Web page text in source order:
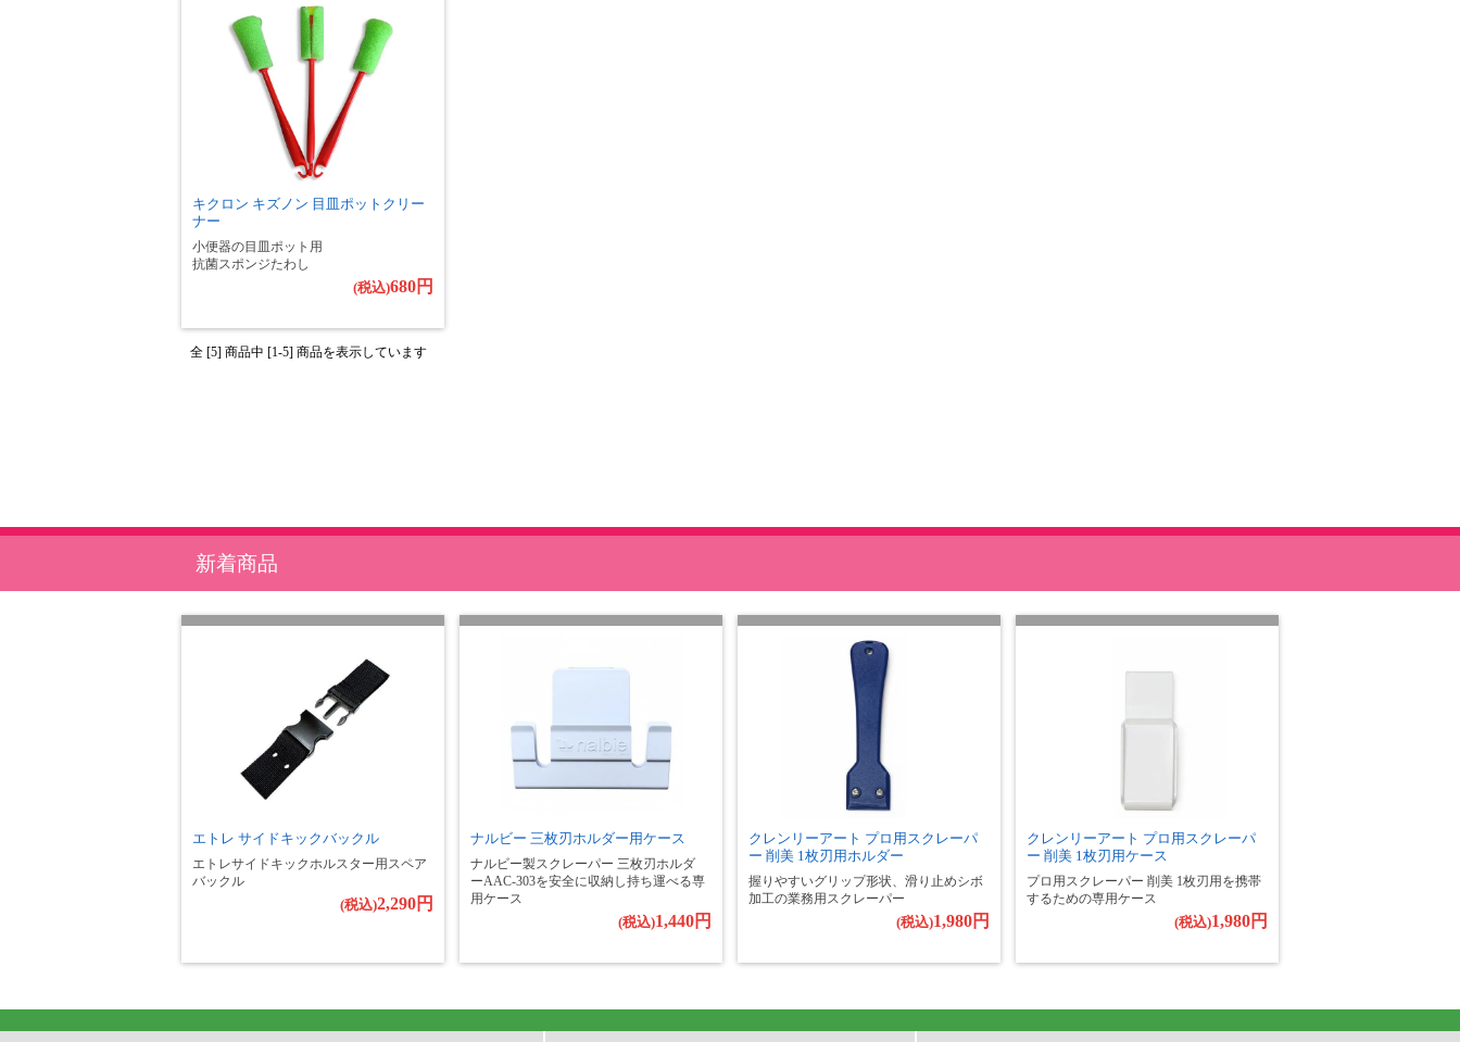
キクロン キズノン 目皿ポットクリー
ナー
小便器の目皿ポット用
抗菌スポンジたわし
(税込)680円
全 [5] 商品中 [1-5] 商品を表示しています
新着商品
エトレ サイドキックバックル
エトレサイドキックホルスター用スペア
バックル
(税込)2,290円
ナルビー 三枚刃ホルダー用ケース
ナルビー製スクレーパー 三枚刃ホルダ
ーAAC-303を安全に収納し持ち運べる専
用ケース
(税込)1,440円
クレンリーアート プロ用スクレーパ
ー 削美 1枚刃用ホルダー
握りやすいグリップ形状、滑り止めシボ
加工の業務用スクレーパー
(税込)1,980円
クレンリーアート プロ用スクレーパ
ー 削美 1枚刃用ケース
プロ用スクレーパー 削美 1枚刃用を携帯
するための専用ケース
(税込)1,980円